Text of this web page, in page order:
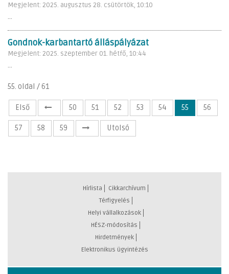
Megjelent: 2025. augusztus 28. csütörtök, 10:10
...
Gondnok-karbantartó álláspályázat
Megjelent: 2025. szeptember 01. hétfő, 10:44
...
55. oldal / 61
Első 50 51 52 53 54 55 56
57 58 59 Utolsó
Hírlista
Cikkarchívum
Térfigyelés
Helyi vállalkozások
HÉSZ-módosítás
Hirdetmények
Elektronikus ügyintézés